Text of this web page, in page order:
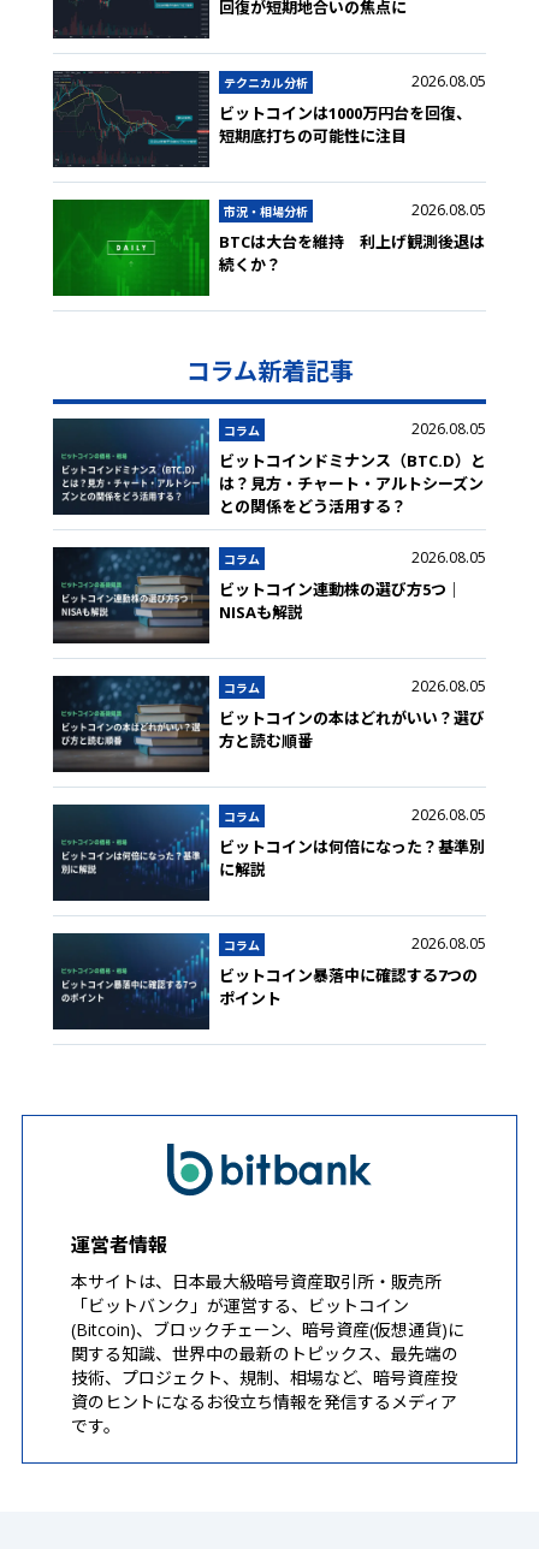
回復が短期地合いの焦点に
テクニカル分析 2026.08.05
ビットコインは1000万円台を回復、
短期底打ちの可能性に注目
市況・相場分析 2026.08.05
BTCは大台を維持 利上げ観測後退は
続くか？
コラム新着記事
コラム 2026.08.05
ビットコインドミナンス（BTC.D）と
は？見方・チャート・アルトシーズン
との関係をどう活用する？
コラム 2026.08.05
ビットコイン連動株の選び方5つ｜
NISAも解説
コラム 2026.08.05
ビットコインの本はどれがいい？選び
方と読む順番
コラム 2026.08.05
ビットコインは何倍になった？基準別
に解説
コラム 2026.08.05
ビットコイン暴落中に確認する7つの
ポイント
運営者情報
本サイトは、日本最大級暗号資産取引所・販売所
「ビットバンク」が運営する、ビットコイン
(Bitcoin)、ブロックチェーン、暗号資産(仮想通貨)に
関する知識、世界中の最新のトピックス、最先端の
技術、プロジェクト、規制、相場など、暗号資産投
資のヒントになるお役立ち情報を発信するメディア
です。